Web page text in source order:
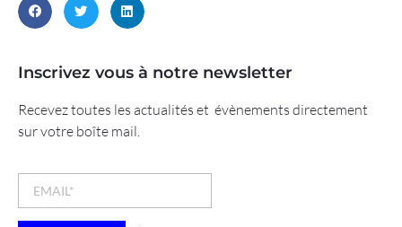
Inscrivez vous à notre newsletter
Recevez toutes les actualités et évènements directement
sur votre boîte mail.